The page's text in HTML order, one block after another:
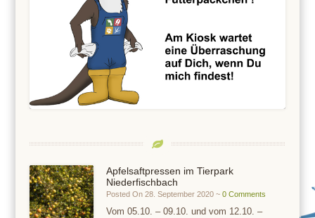
Apfelsaftpressen im Tierpark
Niederfischbach
Posted On 28. September 2020 ~0 Comments
Vom 05.10. – 09.10. und vom 12.10. –